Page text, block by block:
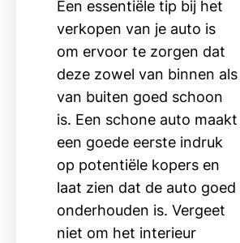
Een essentiële tip bij het
verkopen van je auto is
om ervoor te zorgen dat
deze zowel van binnen als
van buiten goed schoon
is. Een schone auto maakt
een goede eerste indruk
op potentiële kopers en
laat zien dat de auto goed
onderhouden is. Vergeet
niet om het interieur